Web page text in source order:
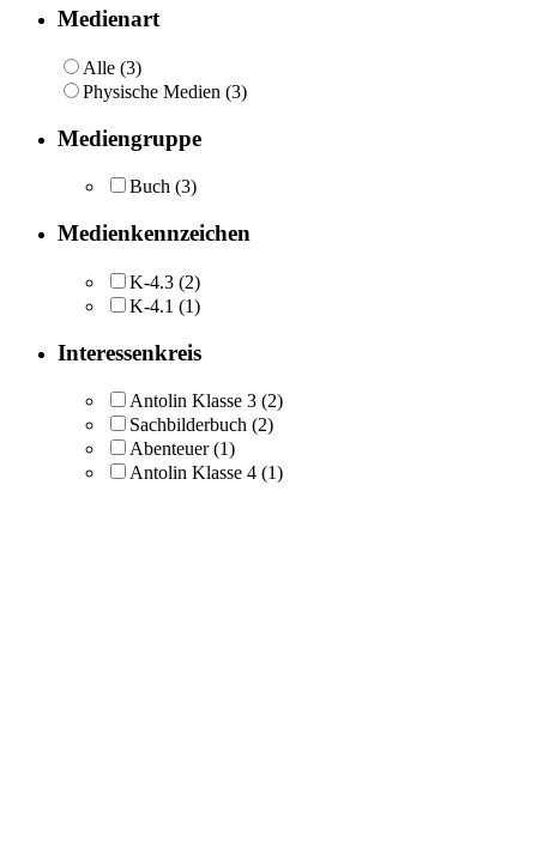
Medienart
Alle (3)
Physische Medien (3)
Mediengruppe
Buch (3)
Medienkennzeichen
K-4.3 (2)
K-4.1 (1)
Interessenkreis
Antolin Klasse 3 (2)
Sachbilderbuch (2)
Abenteuer (1)
Antolin Klasse 4 (1)